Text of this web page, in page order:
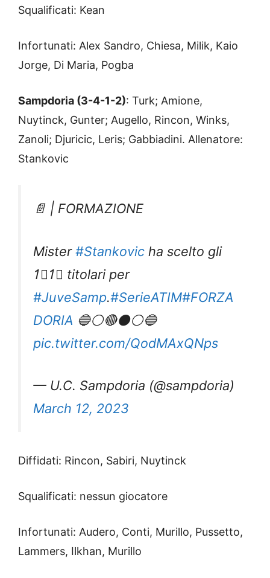
Squalificati: Kean
Infortunati: Alex Sandro, Chiesa, Milik, Kaio
Jorge, Di Maria, Pogba
Sampdoria (3-4-1-2): Turk; Amione,
Nuytinck, Gunter; Augello, Rincon, Winks,
Zanoli; Djuricic, Leris; Gabbiadini. Allenatore:
Stankovic
📄 | FORMAZIONE
Mister#Stankovic ha scelto gli
1⃣1⃣ titolari per
#JuveSamp.#SerieATIM#FORZA
DORIA 🔵⚪️🔴⚫️⚪️🔵
pic.twitter.com/QodMAxQNps
— U.C. Sampdoria (@sampdoria)
March 12, 2023
Diffidati: Rincon, Sabiri, Nuytinck
Squalificati: nessun giocatore
Infortunati: Audero, Conti, Murillo, Pussetto,
Lammers, Ilkhan, Murillo